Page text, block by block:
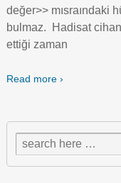
değer>> mısraındaki
bulmaz. Hadisat
ettiği zaman
Read more ›